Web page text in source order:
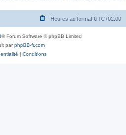
Heures au format UTC+02:00
® Forum Software © phpBB Limited
parphpBB-fr.com
| Conditions